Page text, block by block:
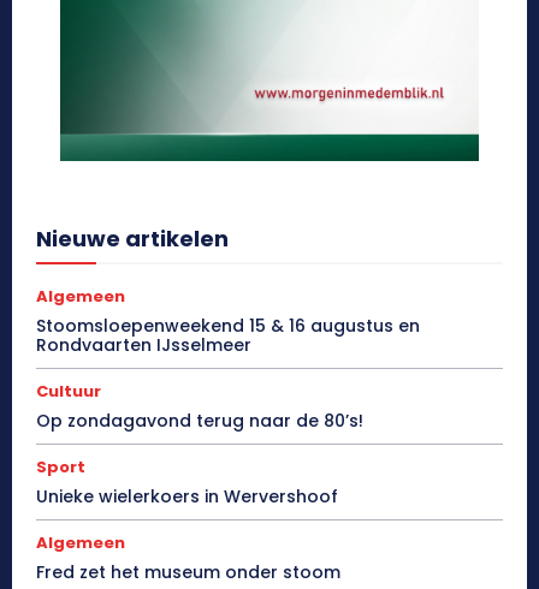
Nieuwe artikelen
Algemeen
Stoomsloepenweekend 15 & 16 augustus en
Rondvaarten IJsselmeer
Cultuur
Op zondagavond terug naar de 80’s!
Sport
Unieke wielerkoers in Wervershoof
Algemeen
Fred zet het museum onder stoom